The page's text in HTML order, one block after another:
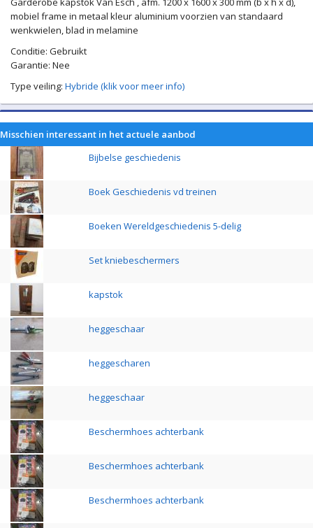
mobiel frame in metaal kleur aluminium voorzien van standaard
wenkwielen, blad in melamine
Conditie: Gebruikt
Garantie: Nee
Type veiling: Hybride (klik voor meer info)
Misschien interessant in het actuele aanbod
Bijbelse geschiedenis
Boek Geschiedenis vd treinen
Boeken Wereldgeschiedenis 5-delig
Set kniebeschermers
kapstok
heggeschaar
heggescharen
heggeschaar
Beschermhoes achterbank
Beschermhoes achterbank
Beschermhoes achterbank